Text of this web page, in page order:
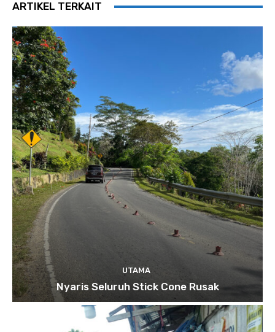
ARTIKEL TERKAIT
UTAMA
Nyaris Seluruh Stick Cone Rusak